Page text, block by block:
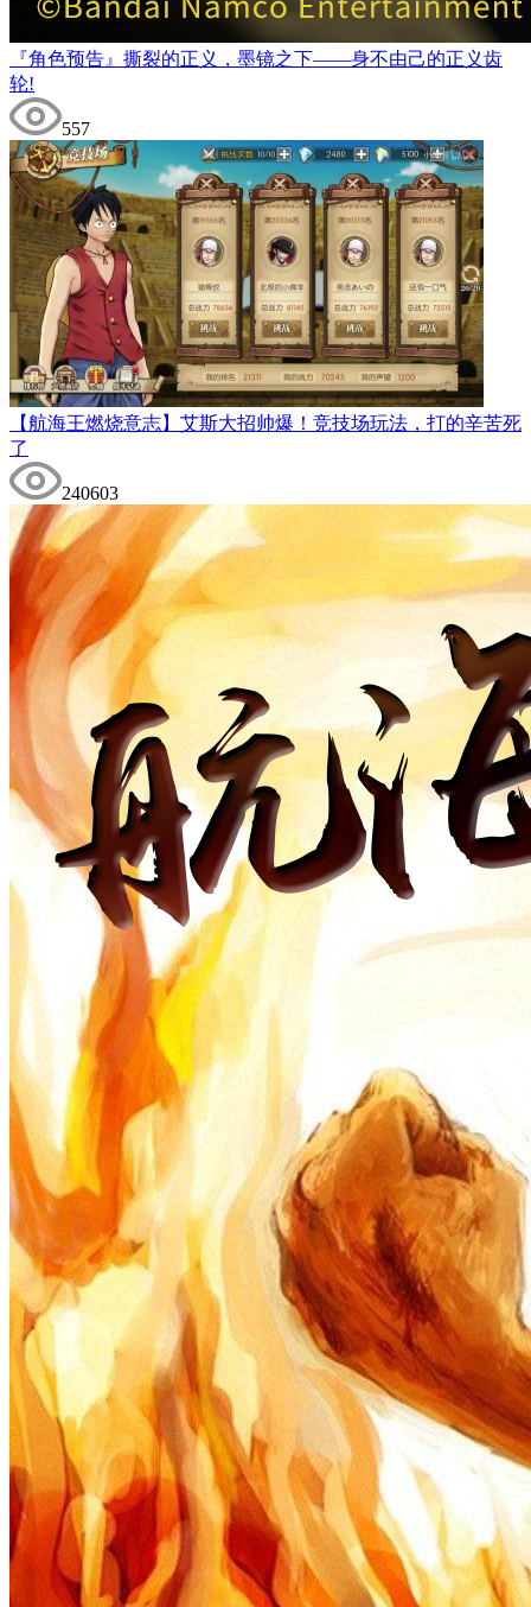
『角色预告』撕裂的正义，墨镜之下——身不由己的正义齿
轮!
557
【航海王燃烧意志】艾斯大招帅爆！竞技场玩法，打的辛苦死
了
240603